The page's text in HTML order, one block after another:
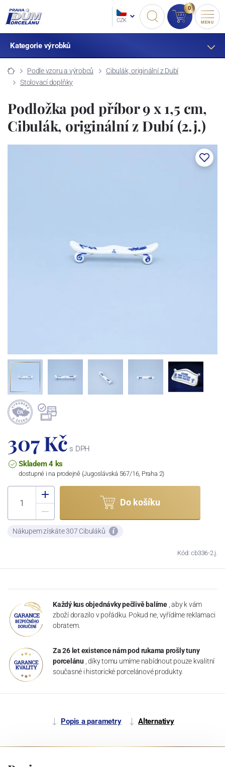
CZK
0
MENU
Kategorie výrobků
Podle vzoru a výrobců
Cibulák, originální z Dubí
Stolovací doplňky
Podložka pod příbor 9 x 1,5 cm,
Cibulák, originální z Dubí (2.j.)
307 Kč s DPH
Skladem 4 ks
dostupné i na prodejně (Jugoslávská 567/16, Praha 2)
Do košíku
Nákupem získáte 307 Cibuláků
Kód: cb336-2.j.
Každý kus objednávky pečlivě balíme , aby k vám
zboží dorazilo v pořádku. Pokud ne, vyřídíme reklamaci
obratem.
Za 26 let existence nám pod rukama prošly tuny
porcelánu , díky tomu umíme nabídnout pouze kvalitní
současné i historické porcelánové produkty.
Popis a parametry Alternativy